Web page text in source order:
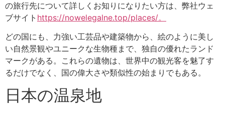
の旅行先について詳しくお知りになりたい方は、弊社ウェ
ブサイト https://nowelegalne.top/places/。
どの国にも、力強い工芸品や建築物から、絵のように美し
い自然景観やユニークな生物種まで、独自の優れたランド
マークがある。これらの遺物は、世界中の観光客を魅了す
るだけでなく、国の偉大さや類似性の始まりでもある。
日本の温泉地